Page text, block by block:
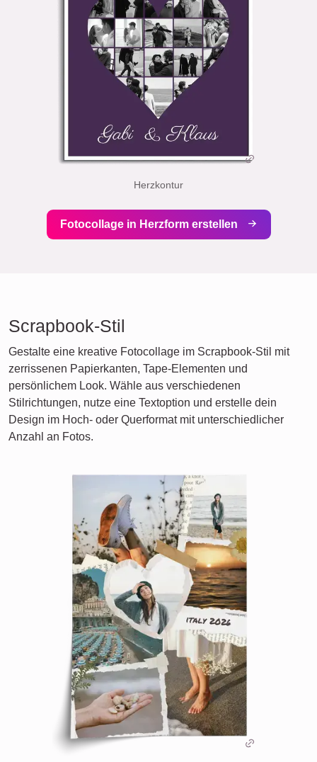
Herzkontur
Fotocollage in Herzform erstellen
Scrapbook-Stil
Gestalte eine kreative Fotocollage im Scrapbook-Stil mit
zerrissenen Papierkanten, Tape-Elementen und
persönlichem Look. Wähle aus verschiedenen
Stilrichtungen, nutze eine Textoption und erstelle dein
Design im Hoch- oder Querformat mit unterschiedlicher
Anzahl an Fotos.